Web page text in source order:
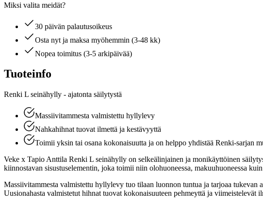
Miksi valita meidät?
30 päivän palautusoikeus
Osta nyt ja maksa myöhemmin (3-48 kk)
Nopea toimitus (3-5 arkipäivää)
Tuoteinfo
Renki L seinähylly - ajatonta säilytystä
Massiivitammesta valmistettu hyllylevy
Nahkahihnat tuovat ilmettä ja kestävyyttä
Toimii yksin tai osana kokonaisuutta ja on helppo yhdistää Renki-sarjan
Veke x Tapio Anttila Renki L seinähylly on selkeälinjainen ja monikäyttöinen
kiinnostavan sisustuselementin, joka toimii niin olohuoneessa, makuuhuoneessa
Massiivitammesta valmistettu hyllylevy tuo tilaan luonnon tuntua ja tarjoaa
Uusionahasta valmistetut hihnat tuovat kokonaisuuteen pehmeyttä ja viimeistelevät